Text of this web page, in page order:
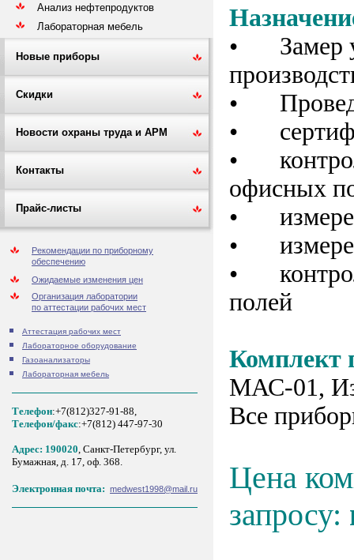
Анализ нефтепродуктов
Лабораторная мебель
Новые приборы
Скидки
Новости охраны труда и АРМ
Контакты
Прайс-листы
Рекомендации по приборному
обеспечению
Ожидаемые изменения цен
Организация лаборатории
по аттестации рабочих мест
Аттестация рабочих мест
Лабораторное оборудование
Газоанализаторы
Лабораторная мебель
Телефон:+7(812)327-91-88,
Tелефон/факс:+7(812) 447-97-30
Адрес: 190020, Санкт-Петербург, ул.
Бумажная, д. 17, оф. 368.
Электронная почта: medwest1998@mail.ru
•
Замер
•
•
•
офисных
•
•
•
полей
Комплект
МАС-01,
Все
Цена
запросу: